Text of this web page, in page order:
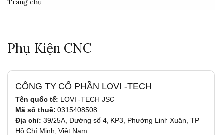
Phụ Kiện CNC
CÔNG TY CỔ PHẦN LOVI -TECH
Tên quốc tế: LOVI -TECH JSC
Mã số thuế: 0315408508
Địa chỉ: 39/25A, Đường số 4, KP3, Phường Linh Xuân, TP
Hồ Chí Minh, Việt Nam